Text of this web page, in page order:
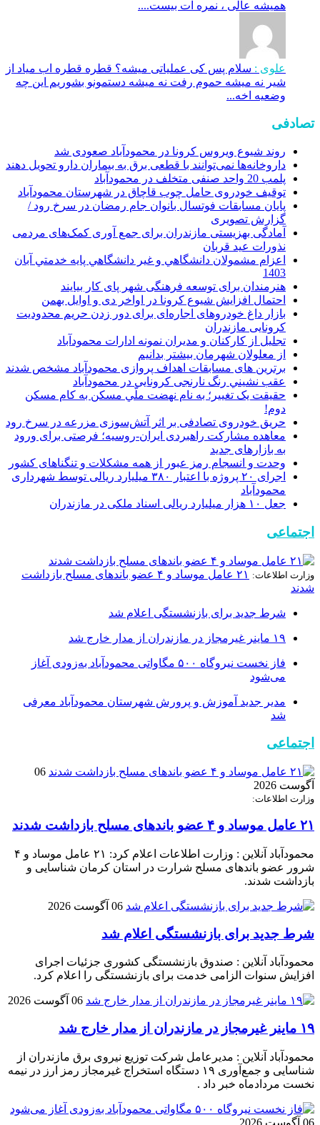
همیشه عالی ، نمره ات بیست....
علوی : سلام پس کی عملیاتی میشه؟ قطره قطره اب میاد از
شیر نه میشه حموم رفت نه میشه دستمونو بشوریم این چه
وضعیه اخه...
تصادفی
روند شیوع ویروس کرونا در محمودآباد صعودی شد
داروخانه‌ها نمی‌توانند با قطعی برق به بیماران دارو تحویل دهند
پلمب 20 واحد صنفی متخلف در محمودآباد
توقیف خودروی حامل چوب قاچاق در شهرستان محمودآباد
پایان مسابقات فوتسال بانوان جام رمضان در سرخ رود /
گزارش تصویری
آمادگی بهزیستی مازندران برای جمع آوری کمک‌های مردمی
نذورات عید قربان
اعزام مشمولان دانشگاهي و غير دانشگاهي پايه خدمتي آبان
1403
هنرمندان برای توسعه فرهنگی شهر پای کار بیایند
احتمال افزایش شیوع کرونا در اواخر دی و اوایل بهمن
بازار داغ خودروهای اجاره‌ای برای دور زدن حریم محدودیت
کرونایی مازندران
تجلیل از کارکنان و مدیران نمونه ادارات محمودآباد
از معلولان شهرمان بیشتر بدانیم
برترین های مسابقات اهداف پروازی محمودآباد مشخص شدند
عقب نشيني رنگ نارنجی كرونايی در محمودآباد
حقيقت يک تغيير؛ به نام نهضت ملّي مسکن به کام مسکن
دوم!
حریق خودروی تصادفی بر اثر آتش‌سوزی مزرعه در سرخ رود
معاهده مشارکت راهبردی ایران-روسیه؛ فرصتی برای ورود
به بازارهای جدید
وحدت و انسجام رمز عبور از همه مشکلات و تنگناهای کشور
اجرای ۲۰ پروژه با اعتبار ۳۸۰ میلیارد ریالی توسط شهرداری
محمودآباد
جعل ۱۰ هزار میلیارد ریالی اسناد ملکی در مازندران
اجتماعی
وزارت اطلاعات:
۲۱ عامل موساد و ۴ عضو باند‌های مسلح بازداشت
شدند
شرط جدید برای بازنشستگی اعلام شد
۱۹ ماینر غیرمجاز در مازندران از مدار خارج شد
فاز نخست نیروگاه ۵۰۰ مگاواتی محمودآباد به‌زودی آغاز
می‌شود
مدیر جدید آموزش و پرورش شهرستان محمودآباد معرفی
شد
اجتماعی
06
آگوست 2026
وزارت اطلاعات:
۲۱ عامل موساد و ۴ عضو باند‌های مسلح بازداشت شدند
محمودآباد آنلاین : وزارت اطلاعات اعلام کرد: ۲۱ عامل موساد و ۴
شرور عضو باند‌های مسلح شرارت در استان کرمان شناسایی و
بازداشت شدند.
06 آگوست 2026
شرط جدید برای بازنشستگی اعلام شد
محمودآباد آنلاین : صندوق بازنشستگی کشوری جزئیات اجرای
افزایش سنوات الزامی خدمت برای بازنشستگی را اعلام کرد.
06 آگوست 2026
۱۹ ماینر غیرمجاز در مازندران از مدار خارج شد
محمودآباد آنلاین : مدیرعامل شرکت توزیع نیروی برق مازندران از
شناسایی و جمع‌آوری ۱۹ دستگاه استخراج غیرمجاز رمز ارز در نیمه
نخست مردادماه خبر داد .
06 آگوست 2026